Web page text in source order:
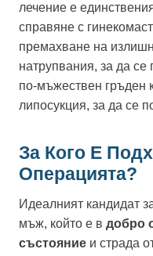
лечение е
справяне с
премахване на
натрупвания, за да се
по-мъжествен гръден
липосукция, за да се
За Кого Е
Операцията?
Идеалният кандидат
мъж, който е в добро
състояние и страда